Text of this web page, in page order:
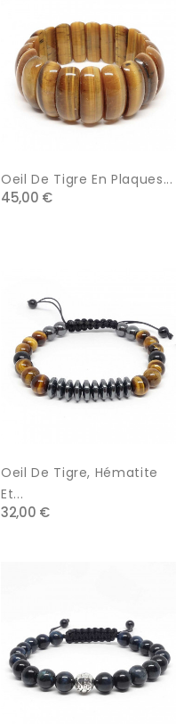
Oeil De Tigre En Plaques...
45,00 €
Oeil De Tigre, Hématite
Et...
32,00 €